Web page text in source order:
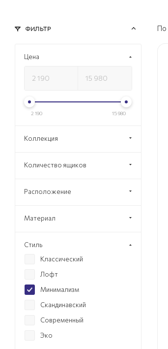
По
ФИЛЬТР
Цена
2 190 15 980
Коллекция
Количество ящиков
Расположение
Материал
Стиль
Классический
Лофт
Минимализм
Скандинавский
Современный
Эко